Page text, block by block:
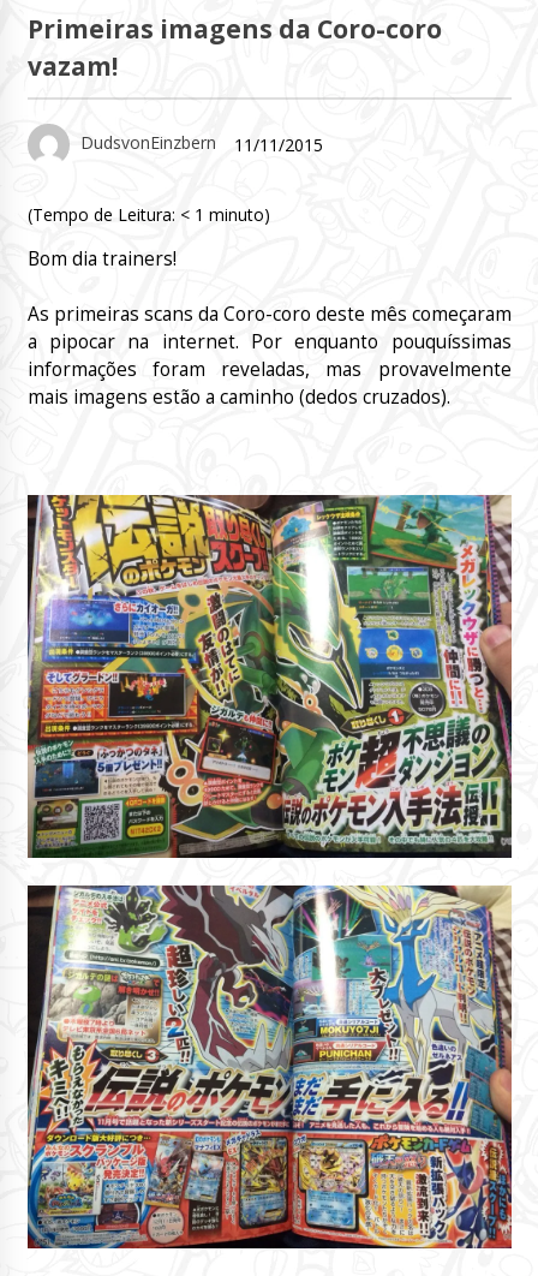
Primeiras imagens da Coro-coro
vazam!
DudsvonEinzbern 11/11/2015
(Tempo de Leitura: < 1 minuto)
Bom dia trainers!
As primeiras scans da Coro-coro deste mês começaram
a pipocar na internet. Por enquanto pouquíssimas
informações foram reveladas, mas provavelmente
mais imagens estão a caminho (dedos cruzados).